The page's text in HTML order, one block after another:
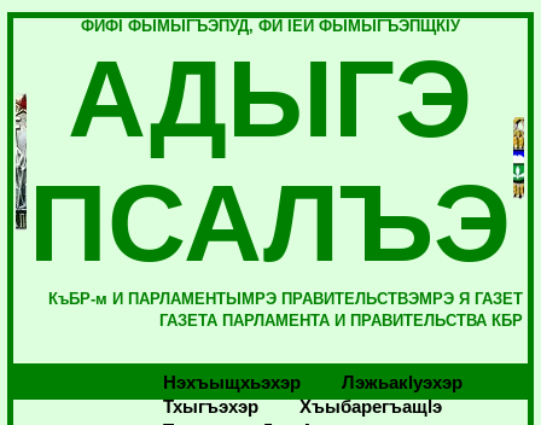
ФИФI ФЫМЫГЪЭПУД, ФИ IЕЙ ФЫМЫГЪЭПЩКIУ
АДЫГЭ
ПСАЛЪЭ
КъБР-м И ПАРЛАМЕНТЫМРЭ ПРАВИТЕЛЬСТВЭМРЭ Я ГАЗЕТ
ГАЗЕТА ПАРЛАМЕНТА И ПРАВИТЕЛЬСТВА КБР
Нэхъыщхьэхэр
Лэжьакlуэхэр
Тхыгъэхэр
Хъыбарегъащlэ